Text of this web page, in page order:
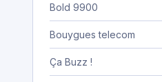
Bold 9900
Bouygues telecom
Ça Buzz !